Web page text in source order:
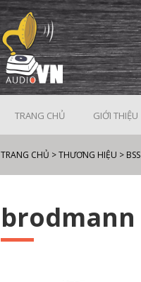
TRANG CHỦ GIỚI THIỆU
TRANG CHỦ >THƯƠNG HIỆU > BSS
brodmann